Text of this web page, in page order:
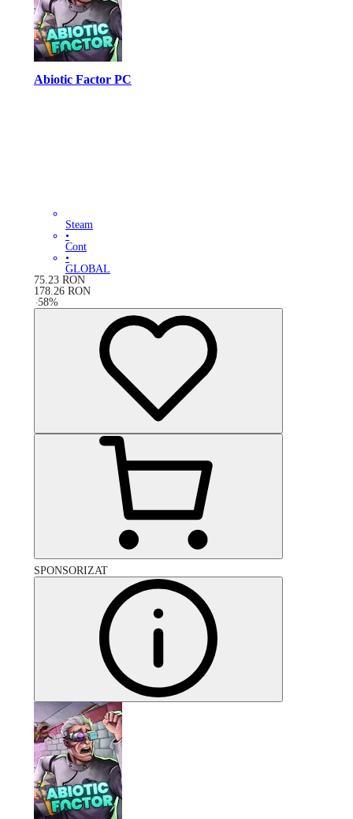
Abiotic Factor PC
Steam
•
Cont
•
GLOBAL
75.23 RON
178.26 RON
-58%
SPONSORIZAT